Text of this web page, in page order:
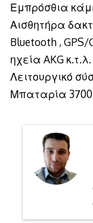
Εμπρόσθια
Αισθητήρα
Bluetooth , GPS/
ηχεία AKG κ.τ.λ.
Λειτουργικό
Μπαταρία